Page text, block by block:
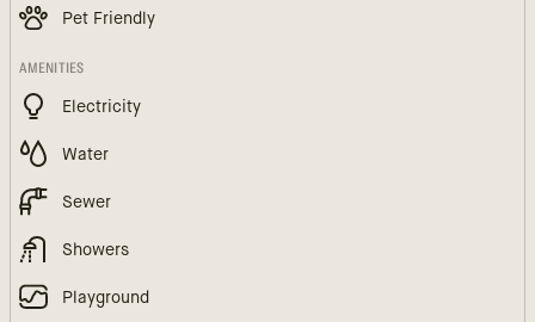
Pet Friendly
AMENITIES
Electricity
Water
Sewer
Showers
Playground